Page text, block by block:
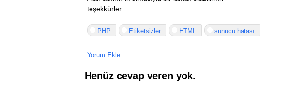
teşekkürler
PHP Etiketsizler HTML sunucu hatası
Yorum Ekle
Henüz cevap veren yok.